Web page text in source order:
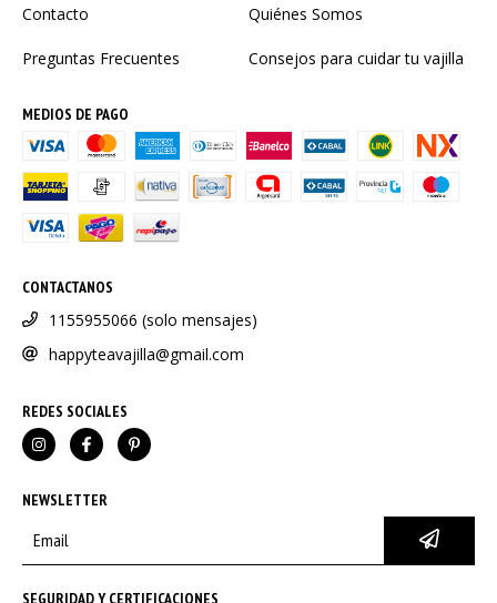
Contacto Quiénes Somos
Preguntas Frecuentes Consejos para cuidar tu vajilla
MEDIOS DE PAGO
CONTACTANOS
1155955066 (solo mensajes)
happyteavajilla@gmail.com
REDES SOCIALES
NEWSLETTER
SEGURIDAD Y CERTIFICACIONES